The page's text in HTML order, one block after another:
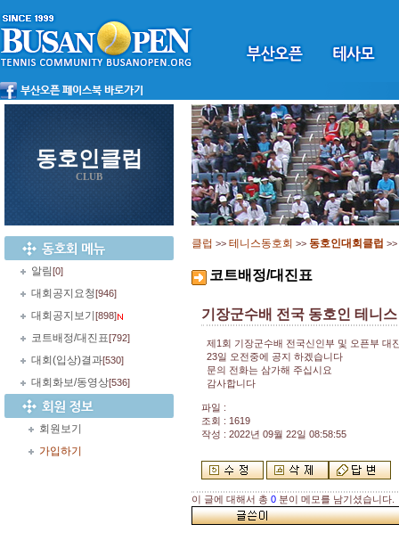
동호인클럽
CLUB
알림[0]
대회공지요청[946]
대회공지보기 [898]
코트배정/대진표[792]
대회(입상)결과[530]
대회화보/동영상[536]
회원보기
가입하기
클럽 >> 테니스동호회 >> 동호인대회클럽 >>
코트배정/대진표
기장군수배 전국 동호인 테니
제1회 기장군수배 전국신인부 및 오픈부 대
23일 오전중에 공지 하겠습니다
문의 전화는 삼가해 주십시요
감사합니다
파일 :
조회 : 1619
작성 : 2022년 09월 22일 08:58:55
이 글에 대해서 총 0 분이 메모를 남기셨습니다.